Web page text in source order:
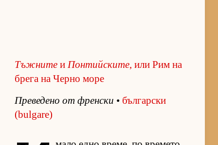
Тъжните и Понтийските, или Рим на
брега на Черно море
Пре­ве­дено от френ­ски • бъл­гар­ски
(bulgare)